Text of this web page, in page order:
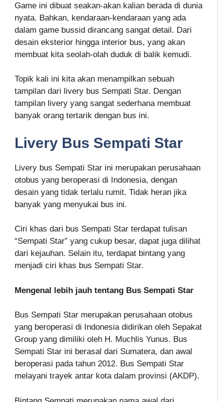
Game ini dibuat seakan-akan kalian berada di dunia
nyata. Bahkan, kendaraan-kendaraan yang ada
dalam game bussid dirancang sangat detail. Dari
desain eksterior hingga interior bus, yang akan
membuat kita seolah-olah duduk di balik kemudi.
Topik kali ini kita akan menampilkan sebuah
tampilan dari livery bus Sempati Star. Dengan
tampilan livery yang sangat sederhana membuat
banyak orang tertarik dengan bus ini.
Livery Bus Sempati Star
Livery bus Sempati Star ini merupakan perusahaan
otobus yang beroperasi di Indonesia, dengan
desain yang tidak terlalu rumit. Tidak heran jika
banyak yang menyukai bus ini.
Ciri khas dari bus Sempati Star terdapat tulisan
“Sempati Star” yang cukup besar, dapat juga dilihat
dari kejauhan. Selain itu, terdapat bintang yang
menjadi ciri khas bus Sempati Star.
Mengenal lebih jauh tentang Bus Sempati Star
Bus Sempati Star merupakan perusahaan otobus
yang beroperasi di Indonesia didirikan oleh Sepakat
Group yang dimiliki oleh H. Muchlis Yunus. Bus
Sempati Star ini berasal dari Sumatera, dan awal
beroperasi pada tahun 2012. Bus Sempati Star
melayani trayek antar kota dalam provinsi (AKDP).